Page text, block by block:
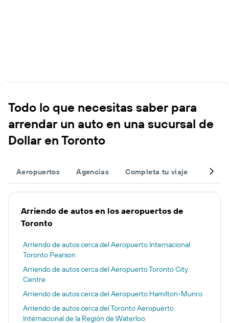
Todo lo que necesitas saber para
arrendar un auto en una sucursal de
Dollar en Toronto
Aeropuertos Agencias Completa tu viaje Otros
Arriendo de autos en los aeropuertos de
Toronto
Arriendo de autos cerca del Aeropuerto Internacional
Toronto Pearson
Arriendo de autos cerca del Aeropuerto Toronto City
Centre
Arriendo de autos cerca del Aeropuerto Hamilton-Munro
Arriendo de autos cerca del Toronto Aeropuerto
Internacional de la Región de Waterloo